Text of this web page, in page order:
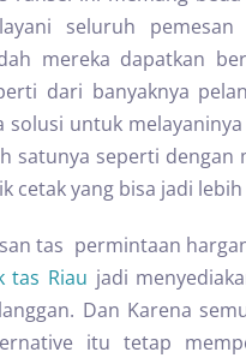
seluruh
mereka dapatkan
dari banyaknya
untuk
satunya seperti
cetak yang bisa jadi
tas permintaan
tas Riau jadi
Dan Karena
itu tetap